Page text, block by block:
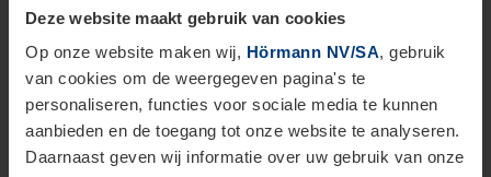
Deze website maakt gebruik van cookies
Op onze website maken wij, Hörmann NV/SA, gebruik
van cookies om de weergegeven pagina's te
personaliseren, functies voor sociale media te kunnen
aanbieden en de toegang tot onze website te analyseren.
Daarnaast geven wij informatie over uw gebruik van onze